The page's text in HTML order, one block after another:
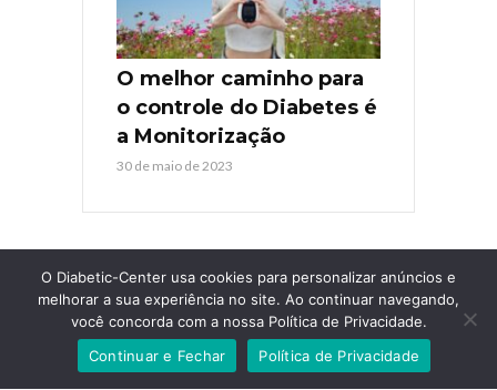
O melhor caminho para
o controle do Diabetes é
a Monitorização
30 de maio de 2023
COPYRIGHT © 2026. TODOS OS DIREITOS RESERVADOSDIABETIC-
CENTER. AGÊNCIA GUARDIOLA WEB.
O Diabetic-Center usa cookies para personalizar anúncios e
melhorar a sua experiência no site. Ao continuar navegando,
você concorda com a nossa Política de Privacidade.
Continuar e Fechar
Política de Privacidade